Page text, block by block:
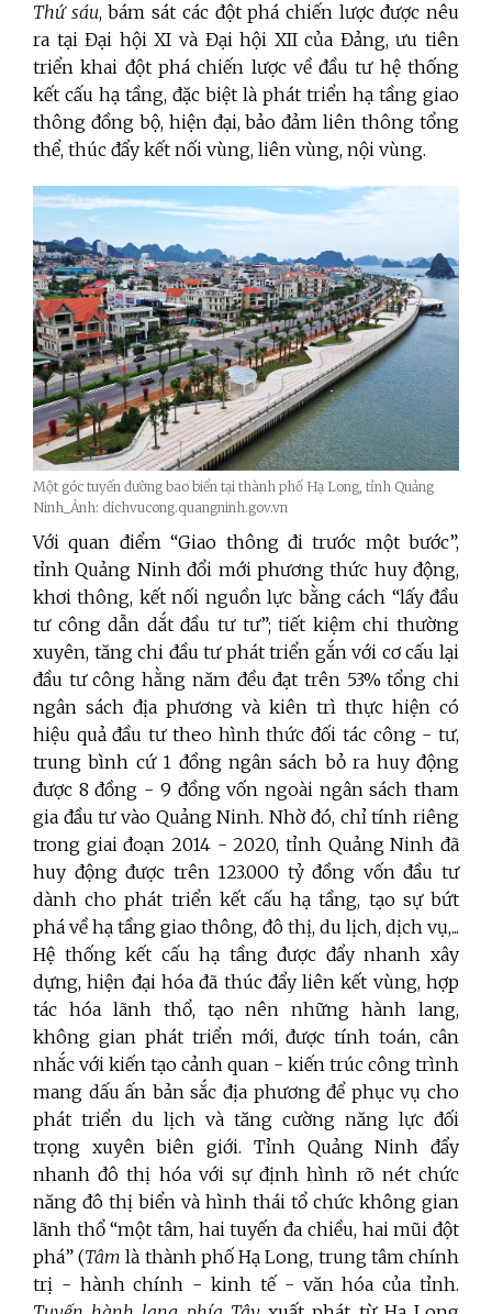
Thứ sáu, bám sát các đột phá chiến lược được nêu
ra tại Đại hội XI và Đại hội XII của Đảng, ưu tiên
triển khai đột phá chiến lược về đầu tư hệ thống
kết cấu hạ tầng, đặc biệt là phát triển hạ tầng giao
thông đồng bộ, hiện đại, bảo đảm liên thông tổng
thể, thúc đẩy kết nối vùng, liên vùng, nội vùng.
Một góc tuyến đường bao biển tại thành phố Hạ Long, tỉnh Quảng
Ninh_Ảnh: dichvucong.quangninh.gov.vn
Với quan điểm “Giao thông đi trước một bước”,
tỉnh Quảng Ninh đổi mới phương thức huy động,
khơi thông, kết nối nguồn lực bằng cách “lấy đầu
tư công dẫn dắt đầu tư tư”; tiết kiệm chi thường
xuyên, tăng chi đầu tư phát triển gắn với cơ cấu lại
đầu tư công hằng năm đều đạt trên 53% tổng chi
ngân sách địa phương và kiên trì thực hiện có
hiệu quả đầu tư theo hình thức đối tác công - tư,
trung bình cứ 1 đồng ngân sách bỏ ra huy động
được 8 đồng - 9 đồng vốn ngoài ngân sách tham
gia đầu tư vào Quảng Ninh. Nhờ đó, chỉ tính riêng
trong giai đoạn 2014 - 2020, tỉnh Quảng Ninh đã
huy động được trên 123.000 tỷ đồng vốn đầu tư
dành cho phát triển kết cấu hạ tầng, tạo sự bứt
phá về hạ tầng giao thông, đô thị, du lịch, dịch vụ,...
Hệ thống kết cấu hạ tầng được đẩy nhanh xây
dựng, hiện đại hóa đã thúc đẩy liên kết vùng, hợp
tác hóa lãnh thổ, tạo nên những hành lang,
không gian phát triển mới, được tính toán, cân
nhắc với kiến tạo cảnh quan - kiến trúc công trình
mang dấu ấn bản sắc địa phương để phục vụ cho
phát triển du lịch và tăng cường năng lực đối
trọng xuyên biên giới. Tỉnh Quảng Ninh đẩy
nhanh đô thị hóa với sự định hình rõ nét chức
năng đô thị biển và hình thái tổ chức không gian
lãnh thổ “một tâm, hai tuyến đa chiều, hai mũi đột
phá” (Tâmlà thành phố Hạ Long, trung tâm chính
trị - hành chính - kinh tế - văn hóa của tỉnh.